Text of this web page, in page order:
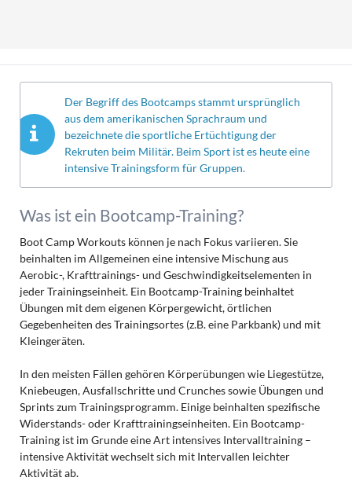
Der Begriff des Bootcamps stammt ursprünglich
aus dem amerikanischen Sprachraum und
bezeichnete die sportliche Ertüchtigung der
Rekruten beim Militär. Beim Sport ist es heute eine
intensive Trainingsform für Gruppen.
Was ist ein Bootcamp-Training?
Boot Camp Workouts können je nach Fokus variieren. Sie
beinhalten im Allgemeinen eine intensive Mischung aus
Aerobic-, Krafttrainings- und Geschwindigkeitselementen in
jeder Trainingseinheit. Ein Bootcamp-Training beinhaltet
Übungen mit dem eigenen Körpergewicht, örtlichen
Gegebenheiten des Trainingsortes (z.B. eine Parkbank) und mit
Kleingeräten.
In den meisten Fällen gehören Körperübungen wie Liegestütze,
Kniebeugen, Ausfallschritte und Crunches sowie Übungen und
Sprints zum Trainingsprogramm. Einige beinhalten spezifische
Widerstands- oder Krafttrainingseinheiten. Ein Bootcamp-
Training ist im Grunde eine Art intensives Intervalltraining –
intensive Aktivität wechselt sich mit Intervallen leichter
Aktivität ab.